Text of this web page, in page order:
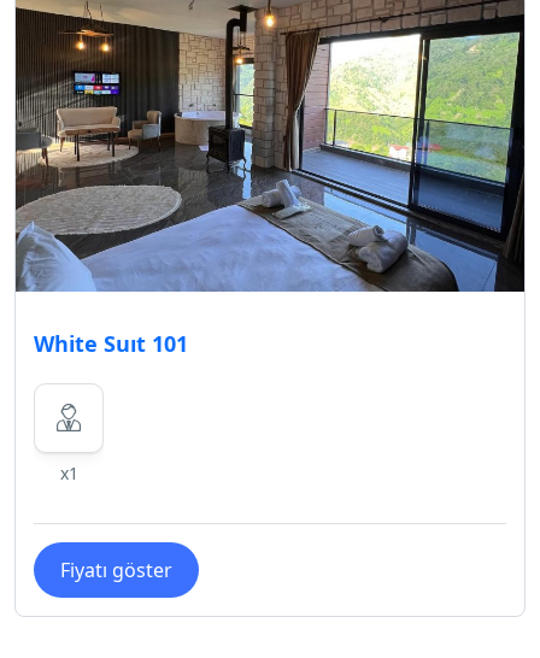
White Suıt 101
x1
Fiyatı göster